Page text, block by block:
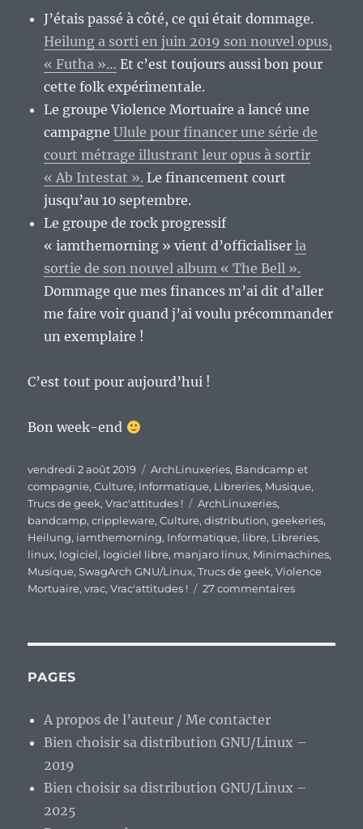
J’étais passé à côté, ce qui était dommage.
Heilung a sorti en juin 2019 son nouvel opus,
« Futha »… Et c’est toujours aussi bon pour
cette folk expérimentale.
Le groupe Violence Mortuaire a lancé une
campagneUlule pour financer une série de
court métrage illustrant leur opus à sortir
« Ab Intestat ». Le financement court
jusqu’au 10 septembre.
Le groupe de rock progressif
« iamthemorning » vient d’officialiserla
sortie de son nouvel album « The Bell ».
Dommage que mes finances m’ai dit d’aller
me faire voir quand j’ai voulu précommander
un exemplaire !
C’est tout pour aujourd’hui !
Bon week-end
Publié
le
vendredi 2 août 2019 Catégories
ArchLinuxeries, Bandcamp et
compagnie,Culture, Informatique, Libreries, Musique,
Trucs de geek,Vrac'attitudes ! Étiquettes
ArchLinuxeries,
bandcamp,crippleware,Culture,distribution,geekeries,
Heilung, iamthemorning, Informatique, libre, Libreries,
linux, logiciel, logiciel libre, manjaro linux, Minimachines,
Musique,SwagArch GNU/Linux,Trucs de geek,Violence
Mortuaire,vrac,Vrac'attitudes ! 27 commentairessur
PAGES
A propos de l’auteur / Me contacter
Bien choisir sa distribution GNU/Linux –
2019
Bien choisir sa distribution GNU/Linux –
2025